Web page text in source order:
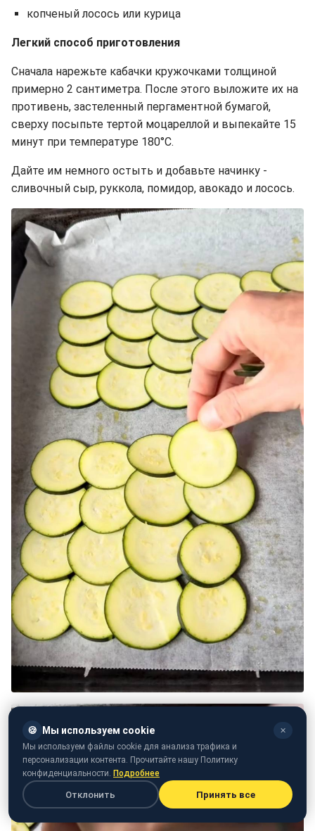
копченый лосось или курица
Легкий способ приготовления
Сначала нарежьте кабачки кружочками толщиной
примерно 2 сантиметра. После этого выложите их на
противень, застеленный пергаментной бумагой,
сверху посыпьте тертой моцареллой и выпекайте 15
минут при температуре 180°C.
Дайте им немного остыть и добавьте начинку -
сливочный сыр, руккола, помидор, авокадо и лосось.
🍪 Мы используем cookie ✕
Мы используем файлы cookie для анализа трафика и
персонализации контента. Прочитайте нашу Политику
конфиденциальности. Подробнее
Отклонить Принять все